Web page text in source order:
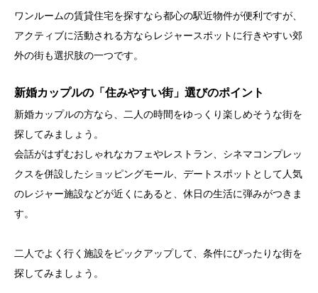
ワンルームの賃貸住宅を探すなら都心の駅近物件が便利ですが、
アクティブに活動される方ならレジャースポットに行きやすい郊
外の街も選択肢の一つです。
新婚カップルの「住みやすい街」選びのポイント
新婚カップルの方なら、二人の時間をゆっくり楽しめそうな街を
探してみましょう。
会話がはずむおしゃれなカフェやレストラン、シネマコンプレッ
クスを併設したショッピングモール、デートスポットとして人気
のレジャー施設などが近くにあると、休日の生活に弾みがつきま
す。
二人でよく行く施設をピックアップして、条件にぴったりな街を
探してみましょう。